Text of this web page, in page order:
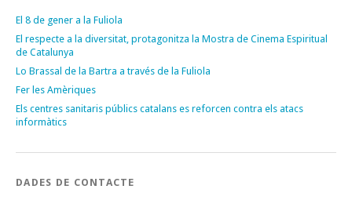
El 8 de gener a la Fuliola
El respecte a la diversitat, protagonitza la Mostra de Cinema Espiritual
de Catalunya
Lo Brassal de la Bartra a través de la Fuliola
Fer les Amèriques
Els centres sanitaris públics catalans es reforcen contra els atacs
informàtics
DADES DE CONTACTE